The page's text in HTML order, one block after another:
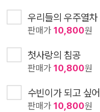
우리들의 우주열차
판매가 10,800원
첫사랑의 침공
판매가 10,800원
수빈이가 되고 싶어
판매가 10,800원